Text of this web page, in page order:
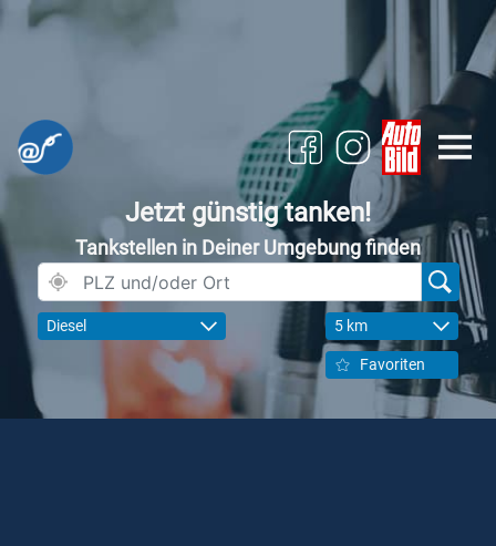
Jetzt günstig tanken!
Tankstellen in Deiner Umgebung finden
Diesel 5 km
Favoriten